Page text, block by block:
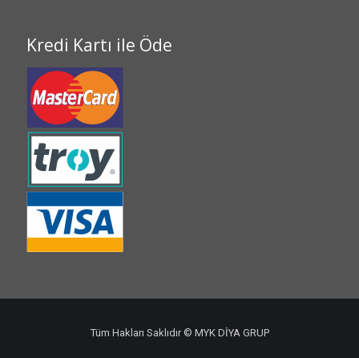
Kredi Kartı ile Öde
Tüm Hakları Saklıdır © MYK DİYA GRUP